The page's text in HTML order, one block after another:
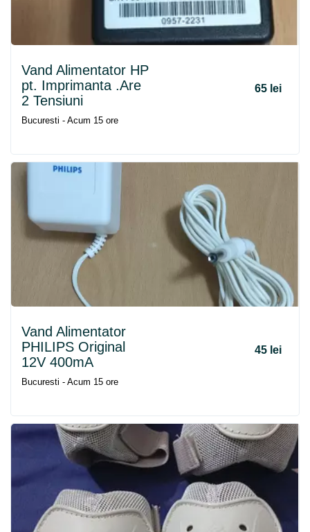
Vand Alimentator HP
pt. Imprimanta .Are
2 Tensiuni
65 lei
Bucuresti - Acum 15 ore
Vand Alimentator
PHILIPS Original
12V 400mA
45 lei
Bucuresti - Acum 15 ore